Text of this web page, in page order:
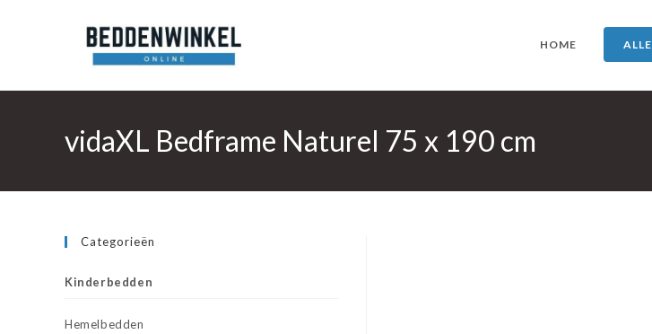
HOME
vidaXL Bedframe Naturel 75 x 190 cm
Categorieën
Kinderbedden
Hemelbedden